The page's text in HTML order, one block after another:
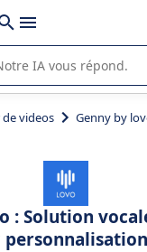
avec
dans l'utilisation ou
videos Genny by
: Solution